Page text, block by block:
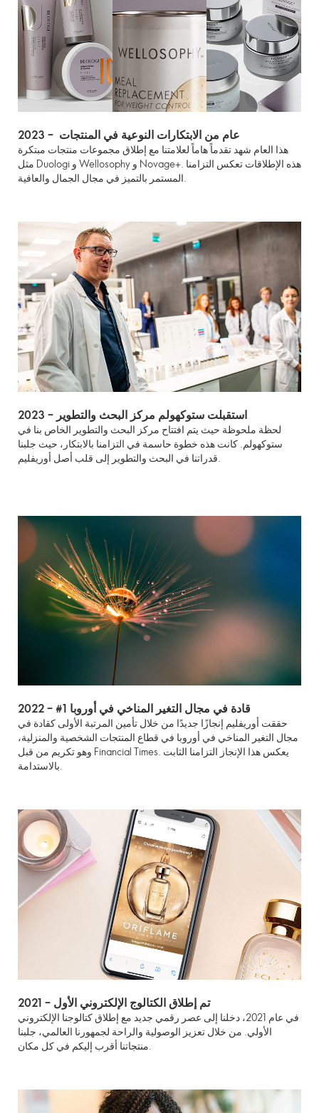
2023 – عام من الابتكارات النوعية في المنتجات
هذا العام شهد تقدماً هاماً لعلامتنا مع إطلاق مجموعات منتجات مبتكرة
مثل Duologi و Wellosophy و Novage+. هذه الإطلاقات تعكس التزامنا
المستمر بالتميز في مجال الجمال والعافية.
لحظة ملحوظة حيث يتم افتتاح مركز البحث والتطوير الخاص بنا في
ستوكهولم. كانت هذه خطوة حاسمة في التزامنا بالابتكار، حيث جلبنا
2022 – #1 قادة في مجال التغير المناخي في أوروبا
حققت أوريفليم إنجازًا جديدًا من خلال تأمين المرتبة الأولى كقادة في
مجال التغير المناخي في أوروبا في قطاع المنتجات الشخصية والمنزلية،
وهو تكريم من قبل Financial Times. يعكس هذا الإنجاز التزامنا الثابت
بالاستدامة.
2021 – تم إطلاق الكتالوج الإلكتروني الأول
في عام 2021، دخلنا إلى عصر رقمي جديد مع إطلاق كتالوجنا الإلكتروني
الأولي. من خلال تعزيز الوصولية والراحة لجمهورنا العالمي، جلبنا
منتجاتنا أقرب إليكم في كل مكان.